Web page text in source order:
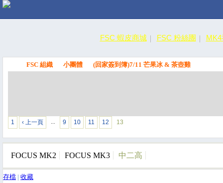
FSC 蝦皮商城 FSC 粉絲團
FSC 組織 小團體 (回家簽到簿)7/11 芒果冰 & 茶壺雞
1 ‹ 上一頁 … 9 10 11 12 13
FOCUS MK2 FOCUS MK3 中二高
存檔 | 收藏